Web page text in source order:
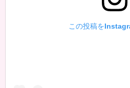
この投稿を